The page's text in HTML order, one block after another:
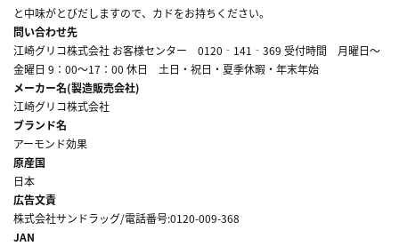
と中味がとびだしますので、カドをお持ちください。
問い合わせ先
江崎グリコ株式会社 お客様センター 0120‐141‐369 受付時間 月曜日～
金曜日 9：00～17：00 休日 土日・祝日・夏季休暇・年末年始
メーカー名(製造販売会社)
江崎グリコ株式会社
ブランド名
アーモンド効果
原産国
日本
広告文責
株式会社サンドラッグ/電話番号:0120-009-368
JAN